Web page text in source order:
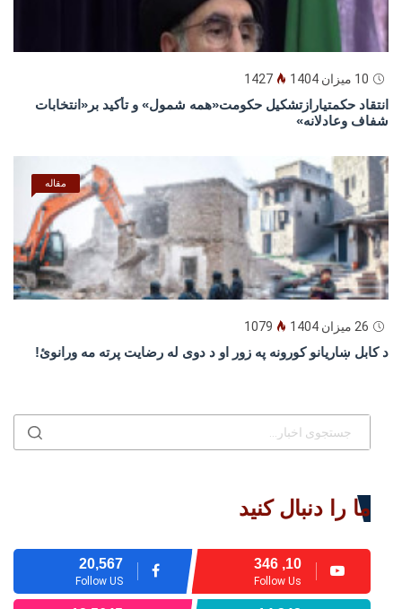
10 میزان 1404 1427
انتقاد حکمتیارازتشکیل حکومت«همه شمول» و تأکید بر«انتخابات
شفاف وعادلانه»
مقاله
26 میزان 1404 1079
د كابل ښاريانو كورونه په زور او د دوى له رضايت پرته مه ورانوئ!
ما را دنبال کنید
20,567
Follow US
10, 346
Follow Us